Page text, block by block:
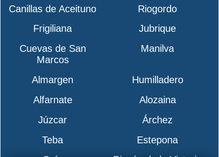
Canillas de Aceituno
Riogordo
Frigiliana
Jubrique
Cuevas de San
Marcos
Manilva
Almargen
Humilladero
Alfarnate
Alozaina
Júzcar
Árchez
Teba
Estepona